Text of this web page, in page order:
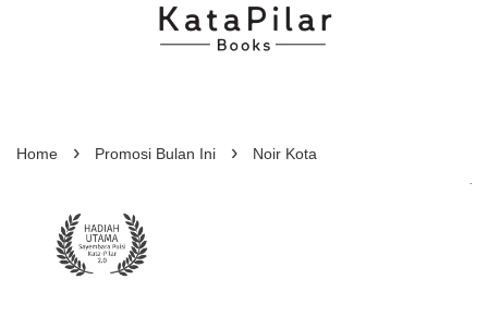
Home › Promosi Bulan Ini › Noir Kota